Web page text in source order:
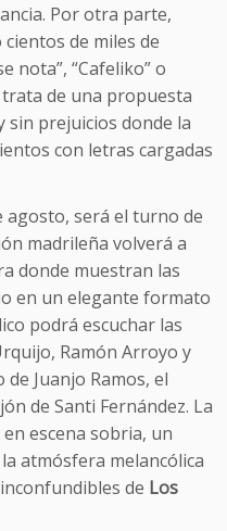
Por otra parte,
de miles de
nota”, “Cafeliko” o
trata de una propuesta
sin prejuicios donde la
con letras cargadas
agosto, será el turno de
madrileña volverá a
donde muestran las
en un elegante formato
podrá escuchar las
Ramón Arroyo y
Juanjo Ramos, el
de Santi Fernández. La
escena sobria, un
atmósfera melancólica
de Los